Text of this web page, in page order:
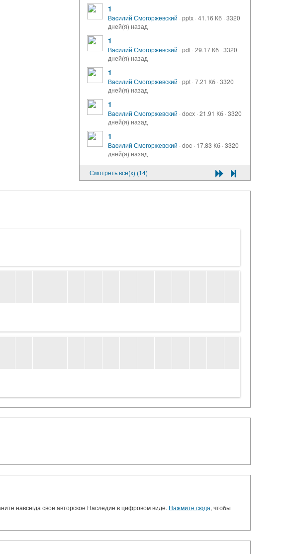
1
Вacилий Смогоржевский · pptx · 41.16 Кб · 3320
дней(я) назад
1
Вacилий Смогоржевский · pdf · 29.17 Кб · 3320
дней(я) назад
1
Вacилий Смогоржевский · ppt · 7.21 Кб · 3320
дней(я) назад
1
Вacилий Смогоржевский · docx · 21.91 Кб · 3320
дней(я) назад
1
Вacилий Смогоржевский · doc · 17.83 Кб · 3320
дней(я) назад
Смотреть все(х) (14)
навсегда своё авторское Наследие в цифровом виде. Нажмите сюда, чтобы